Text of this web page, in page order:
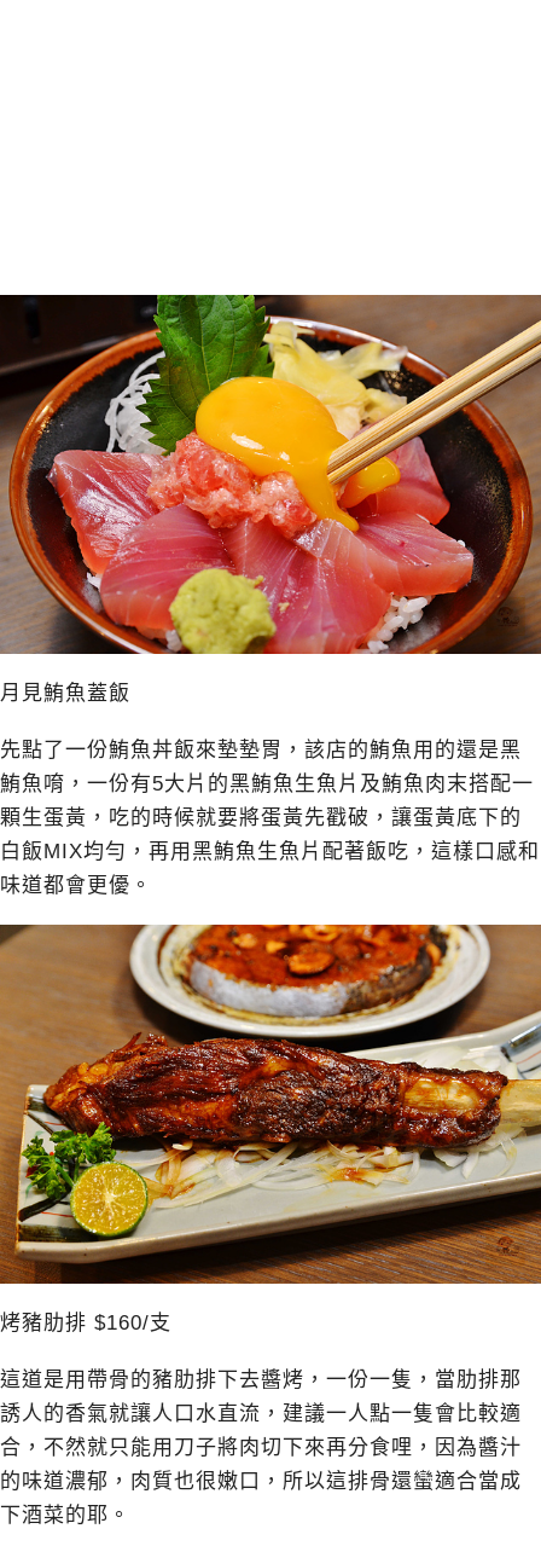
月見鮪魚蓋飯
先點了一份鮪魚丼飯來墊墊胃，該店的鮪魚用的還是黑
鮪魚唷，一份有5大片的黑鮪魚生魚片及鮪魚肉末搭配一
顆生蛋黃，吃的時候就要將蛋黃先戳破，讓蛋黃底下的
白飯MIX均勻，再用黑鮪魚生魚片配著飯吃，這樣口感和
味道都會更優。
烤豬肋排 $160/支
這道是用帶骨的豬肋排下去醬烤，一份一隻，當肋排那
誘人的香氣就讓人口水直流，建議一人點一隻會比較適
合，不然就只能用刀子將肉切下來再分食哩，因為醬汁
的味道濃郁，肉質也很嫩口，所以這排骨還蠻適合當成
下酒菜的耶。